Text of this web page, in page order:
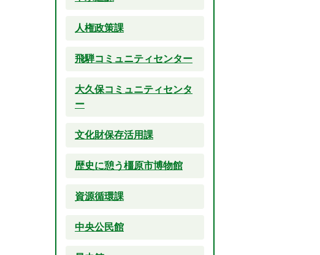
人権政策課
飛騨コミュニティセンター
大久保コミュニティセンタ
ー
文化財保存活用課
歴史に憩う橿原市博物館
資源循環課
中央公民館